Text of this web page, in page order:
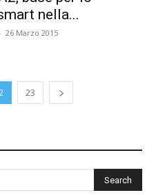
nella...
- 26 Marzo 2015
23